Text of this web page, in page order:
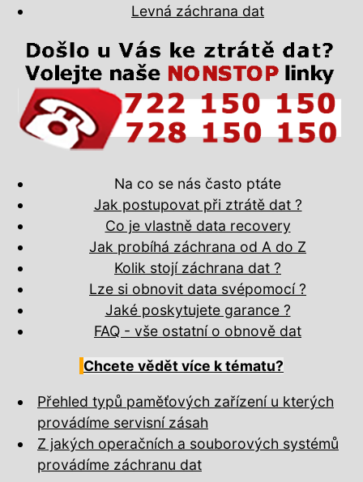
Levná záchrana dat
Na co se nás často ptáte
Jak postupovat při ztrátě dat ?
Co je vlastně data recovery
Jak probíhá záchrana od A do Z
Kolik stojí záchrana dat ?
Lze si obnovit data svépomocí ?
Jaké poskytujete garance ?
FAQ - vše ostatní o obnově dat
Chcete vědět více k tématu?
Přehled typů paměťových zařízení u kterých
provádíme servisní zásah
Z jakých operačních a souborových systémů
provádíme záchranu dat